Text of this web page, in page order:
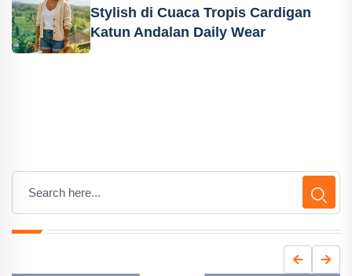
Stylish di Cuaca Tropis Cardigan
Katun Andalan Daily Wear